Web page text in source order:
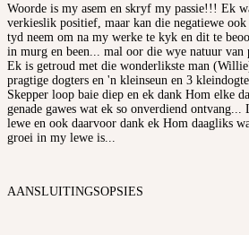
Woorde is my asem en skryf my passie!!! Ek
verkieslik positief, maar kan die negatiewe
tyd neem om na my werke te kyk en dit te
in murg en been... mal oor die wye natuur van
Ek is getroud met die wonderlikste man
pragtige dogters en 'n kleinseun en 3
Skepper loop baie diep en ek dank Hom elke
genade gawes wat ek so onverdiend
lewe en ook daarvoor dank ek Hom daagliks
groei in my lewe is...
AANSLUITINGSOPSIES